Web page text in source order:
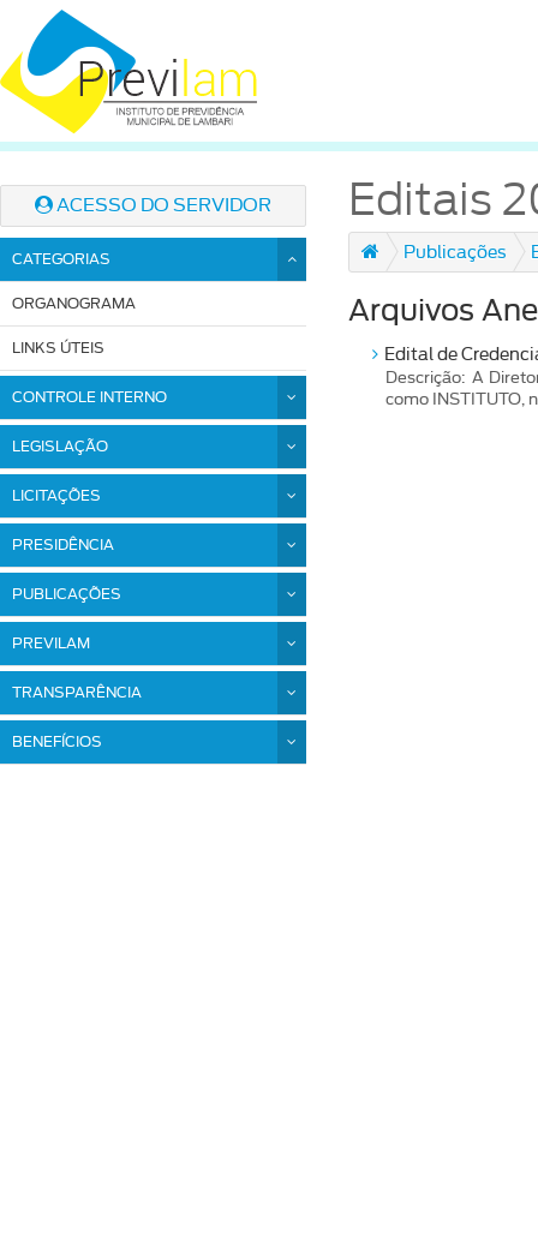
ACESSO DO SERVIDOR
CATEGORIAS
ORGANOGRAMA
LINKS ÚTEIS
CONTROLE INTERNO
LEGISLAÇÃO
LICITAÇÕES
PRESIDÊNCIA
PUBLICAÇÕES
PREVILAM
TRANSPARÊNCIA
BENEFÍCIOS
Editais
Publicações
Arquivos
Edital de
Descrição: A
como INSTITUTO,